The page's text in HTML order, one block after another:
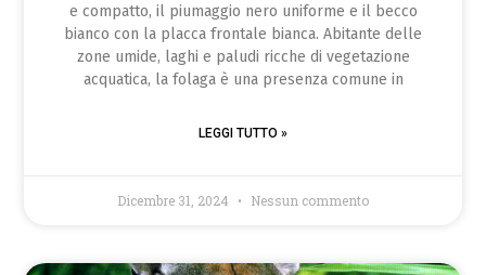
e compatto, il piumaggio nero uniforme e il becco
bianco con la placca frontale bianca. Abitante delle
zone umide, laghi e paludi ricche di vegetazione
acquatica, la folaga è una presenza comune in
LEGGI TUTTO »
Dicembre 31, 2024 Nessun commento